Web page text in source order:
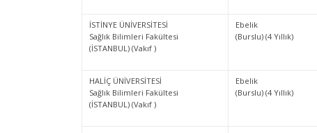
İSTİNYE ÜNİVERSİTESİ
Sağlık Bilimleri Fakültesi
(İSTANBUL) (Vakıf )
Ebelik
(Burslu) (4 Yıllık)
HALİÇ ÜNİVERSİTESİ
Sağlık Bilimleri Fakültesi
(İSTANBUL) (Vakıf )
Ebelik
(Burslu) (4 Yıllık)